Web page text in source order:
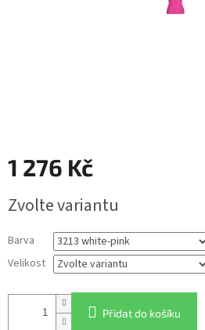
1 276 Kč
cena:
Zvolte variantu
Barva
Velikost
Přidat do košíku